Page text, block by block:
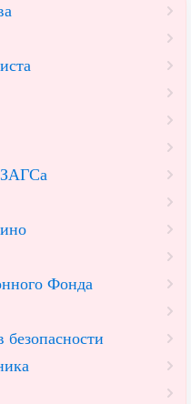
ЗАГСа
Фонда